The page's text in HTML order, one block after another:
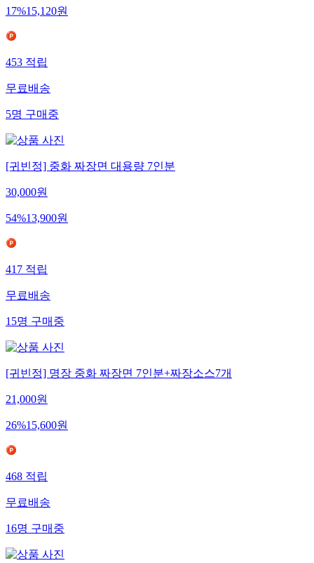
17%15,120원
453적립
무료배송
5명구매중
[귀빈정] 중화 짜장면 대용량 7인분
30,000원
54%13,900원
417적립
무료배송
15명구매중
[귀빈정] 명장 중화 짜장면 7인분+짜장소스7개
21,000원
26%15,600원
468적립
무료배송
16명구매중